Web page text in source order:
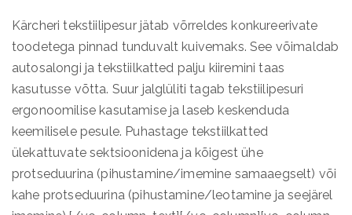
Kärcheri tekstiilipesur jätab võrreldes konkureerivate
toodetega pinnad tunduvalt kuivemaks. See võimaldab
autosalongi ja tekstiilkatted palju kiiremini taas
kasutusse võtta. Suur jalglüliti tagab tekstiilipesuri
ergonoomilise kasutamise ja laseb keskenduda
keemilisele pesule. Puhastage tekstiilkatted
ülekattuvate sektsioonidena ja kõigest ühe
protseduurina (pihustamine/imemine samaaegselt) või
kahe protseduurina (pihustamine/leotamine ja seejärel